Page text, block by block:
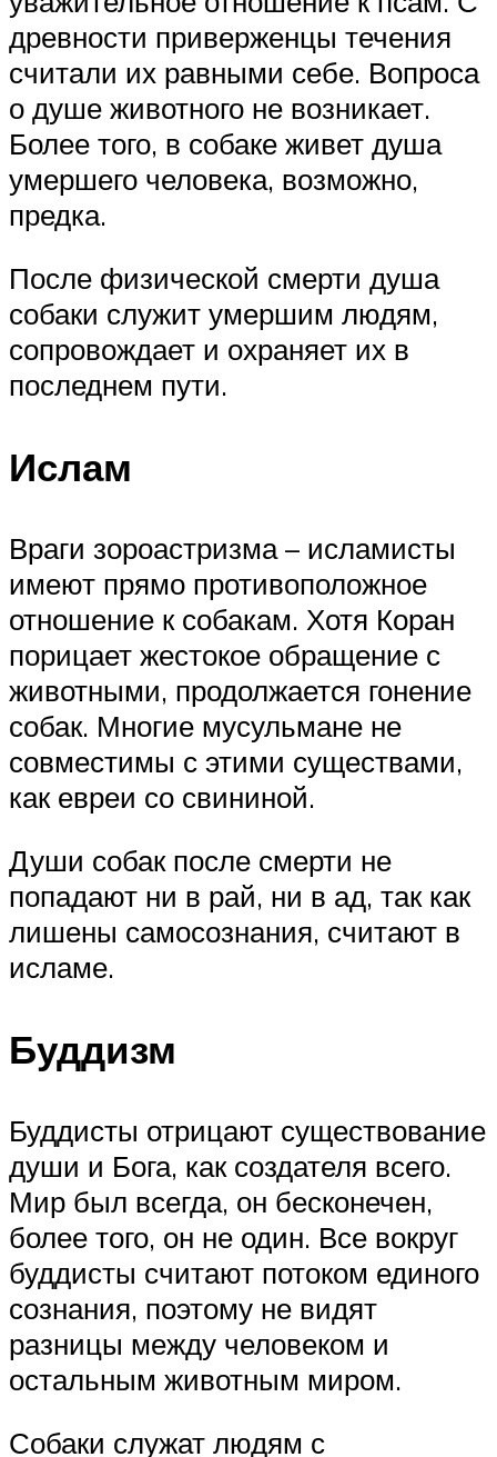
древности приверженцы течения
считали их равными себе. Вопроса
о душе животного не возникает.
Более того, в собаке живет душа
умершего человека, возможно,
предка.
После физической смерти душа
собаки служит умершим людям,
сопровождает и охраняет их в
последнем пути.
Ислам
Враги зороастризма – исламисты
имеют прямо противоположное
отношение к собакам. Хотя Коран
порицает жестокое обращение с
животными, продолжается гонение
собак. Многие мусульмане не
совместимы с этими существами,
как евреи со свининой.
Души собак после смерти не
попадают ни в рай, ни в ад, так как
лишены самосознания, считают в
исламе.
Буддизм
Буддисты отрицают существование
души и Бога, как создателя всего.
Мир был всегда, он бесконечен,
более того, он не один. Все вокруг
буддисты считают потоком единого
сознания, поэтому не видят
разницы между человеком и
остальным животным миром.
Собаки служат людям с